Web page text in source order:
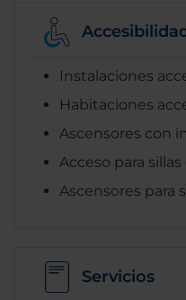
Instalaciones
Habitaciones
Ascensores con
Acceso para
Ascensores para
Servicios